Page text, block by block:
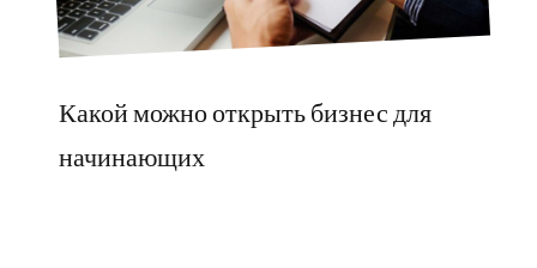
Какой можно открыть бизнес для
начинающих